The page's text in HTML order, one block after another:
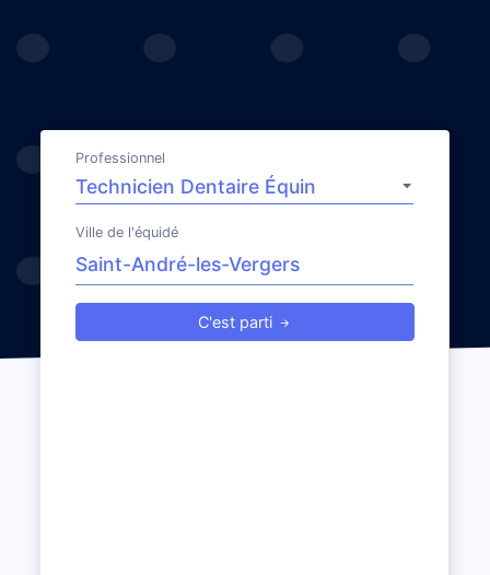
Professionnel
Ville de l'équidé
C'est parti